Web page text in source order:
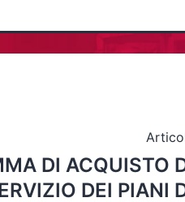
DI ACQUISTO
DEI PIANI